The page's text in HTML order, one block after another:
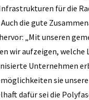
für die
Auch die gute
„Mit unseren
wir aufzeigen, welche
Unternehmen
sie
dafür sei die